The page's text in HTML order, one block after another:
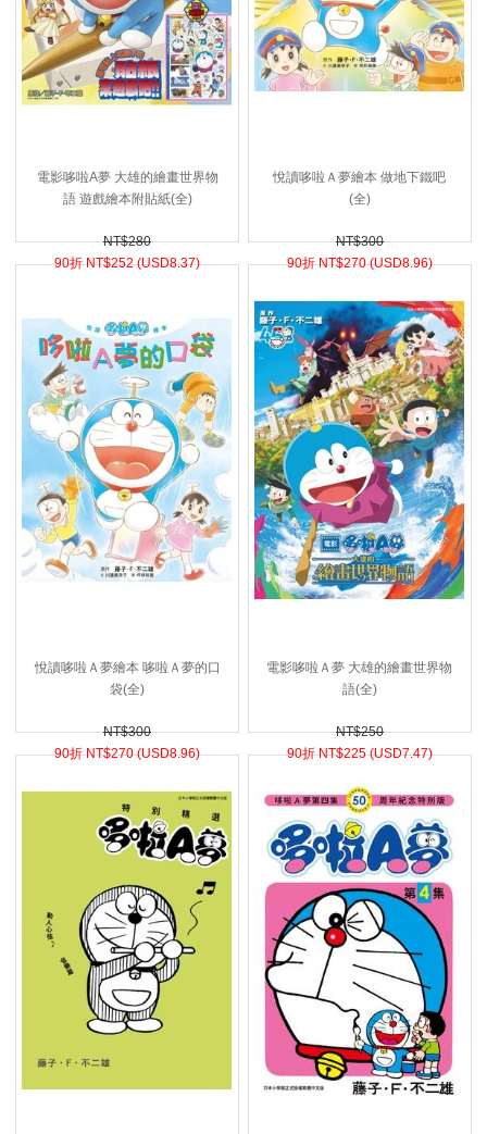
電影哆啦A夢 大雄的繪畫世界物
語 遊戲繪本附貼紙(全)
NT$280
90折 NT$252 (USD8.37)
悅讀哆啦Ａ夢繪本 做地下鐵吧
(全)
NT$300
90折 NT$270 (USD8.96)
悅讀哆啦Ａ夢繪本 哆啦Ａ夢的口
袋(全)
NT$300
90折 NT$270 (USD8.96)
電影哆啦Ａ夢 大雄的繪畫世界物
語(全)
NT$250
90折 NT$225 (USD7.47)